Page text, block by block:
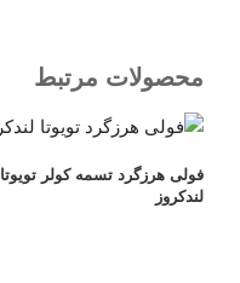
محصولات مرتبط
فولی هرزگرد تسمه کولر تویوتا
لندکروز